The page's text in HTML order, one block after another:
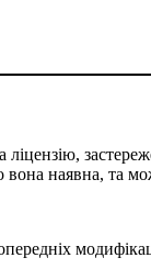
наявна, та